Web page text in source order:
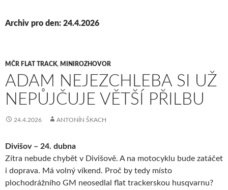
Archiv pro den: 24.4.2026
MČR FLAT TRACK, MINIROZHOVOR
ADAM NEJEZCHLEBA SI UŽ
NEPŮJČUJE VĚTŠÍ PŘILBU
24.4.2026 ANTONÍN ŠKACH
Divišov – 24. dubna
Zítra nebude chybět v Divišově. A na motocyklu bude zatáčet
i doprava. Má volný víkend. Proč by tedy místo
plochodrážního GM neosedlal flat trackerskou husqvarnu?